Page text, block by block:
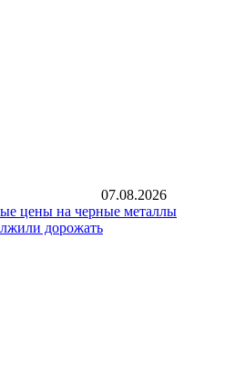
07.08.2026
цены на черные металлы
дорожать